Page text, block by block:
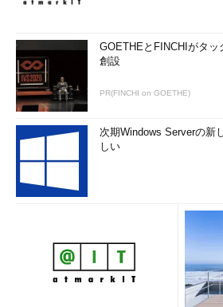
シャットダウンの制御
デフォルト設定。ユーザーのロ
グオフだけを行う。
（2）システムをシャットダウンさせ
GOETHEとFINCHIがタ
創設
PR(FINCHI on GOETHE)
次期Windows Serverの新
しい